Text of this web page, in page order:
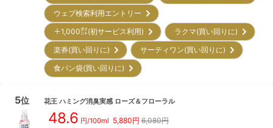
ウェブ検索利用エントリー
＋1,000㌽(初サービス利用)
ラクマ(買い回りに)
楽券(買い回りに)
サーティワン(買い回りに)
食パン袋(買い回りに)
5位 花王 ハミング消臭実感 ローズ＆フローラル
48.6 円/100ml 5,880円 6,080円